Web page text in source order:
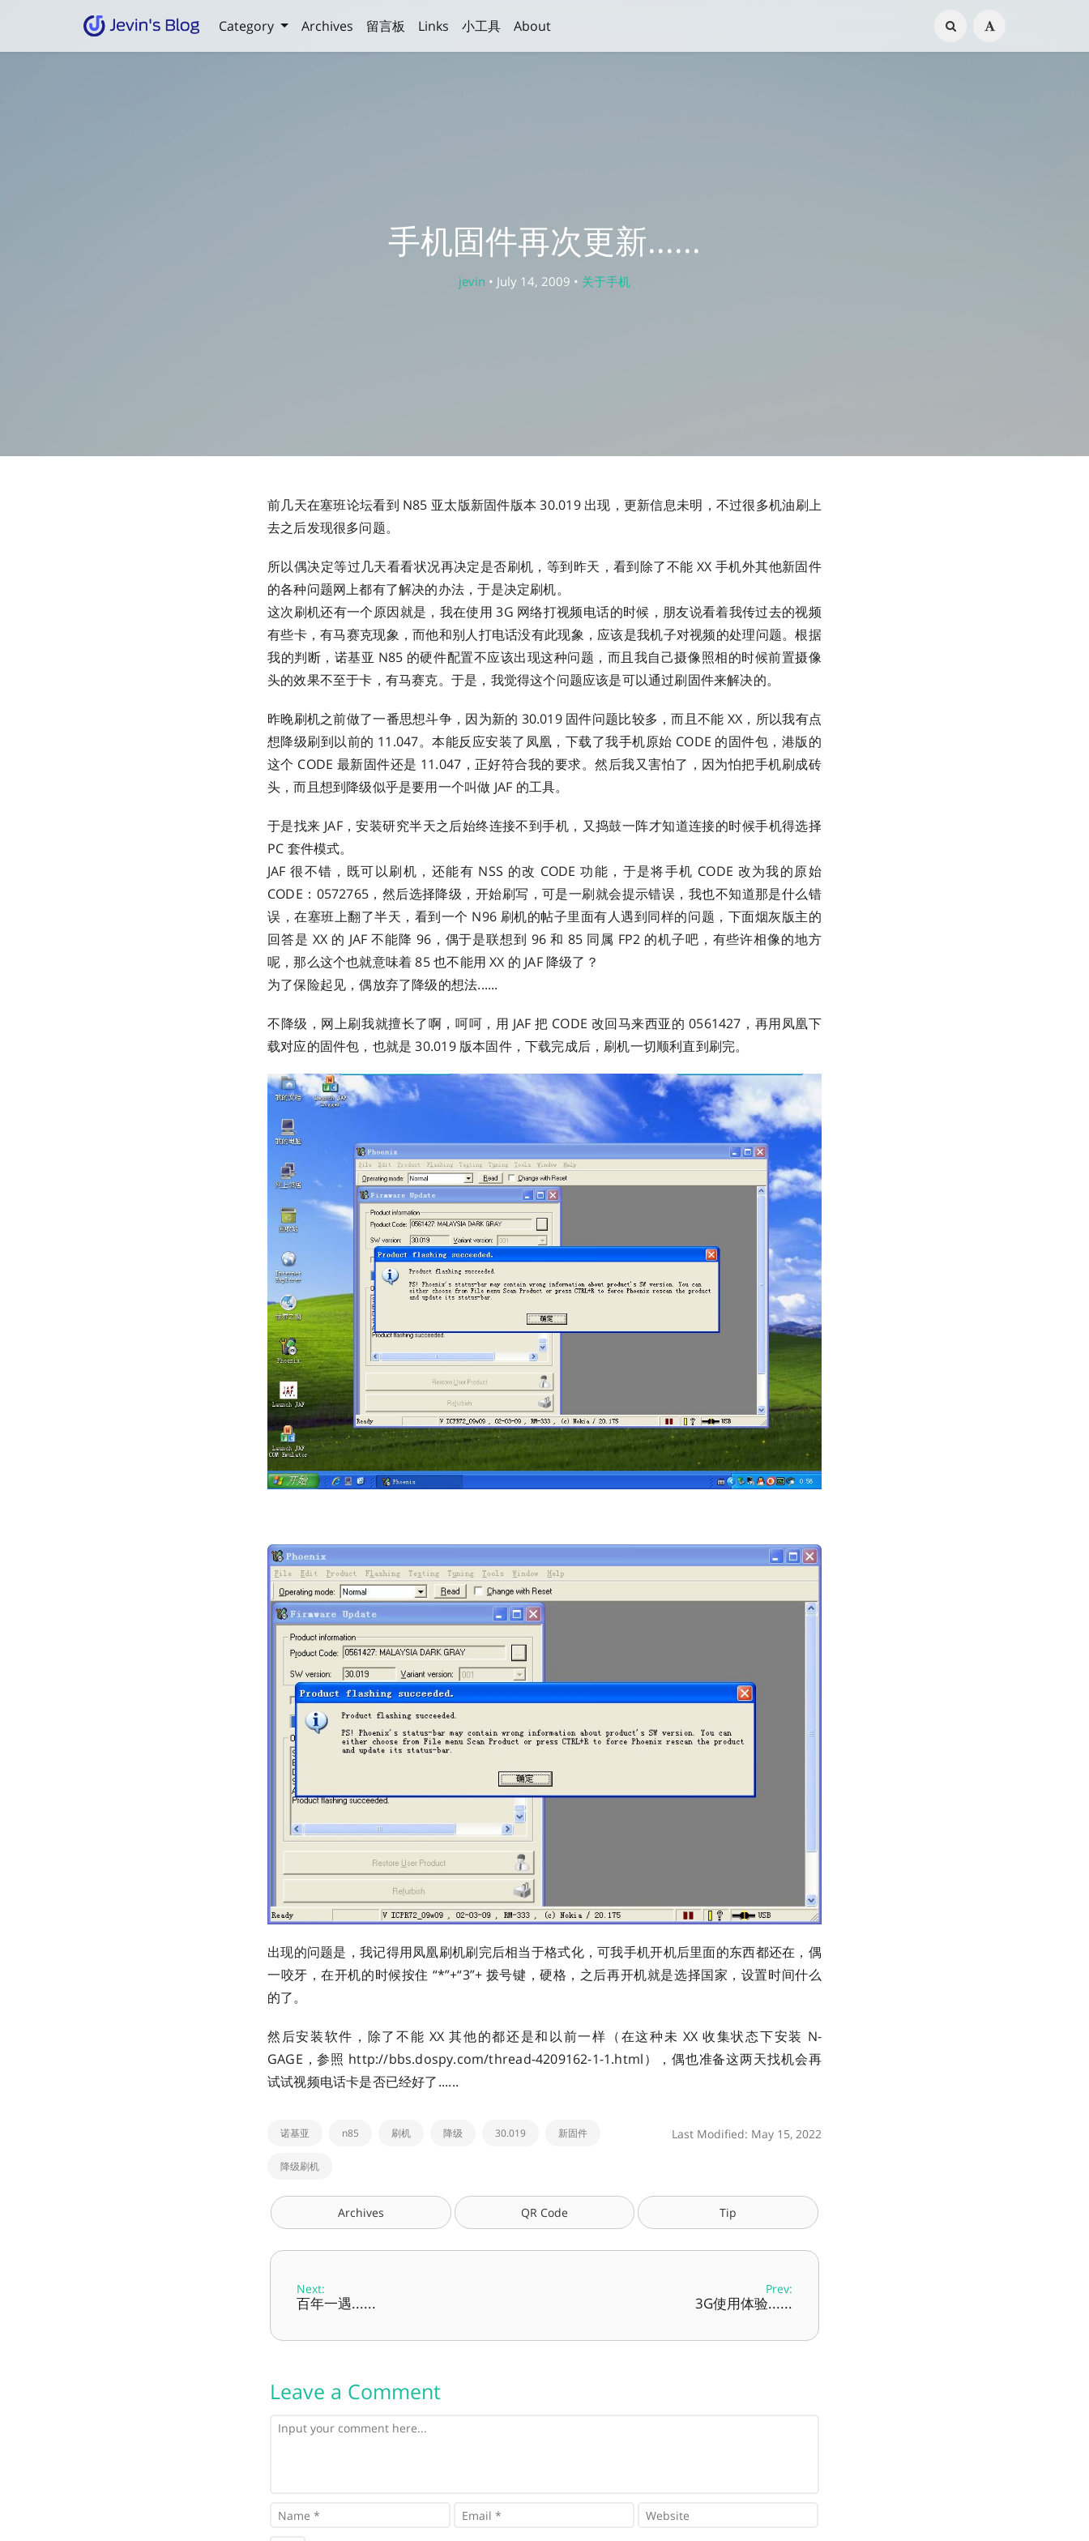
Category Archives 留言板 Links 小工具 About
手机固件再次更新......
jevin • July 14, 2009 • 关于手机
前几天在塞班论坛看到 N85 亚太版新固件版本 30.019 出现，更新信息未明，不过很多机油刷上
去之后发现很多问题。
所以偶决定等过几天看看状况再决定是否刷机，等到昨天，看到除了不能 XX 手机外其他新固件
的各种问题网上都有了解决的办法，于是决定刷机。
这次刷机还有一个原因就是，我在使用 3G 网络打视频电话的时候，朋友说看着我传过去的视频
有些卡，有马赛克现象，而他和别人打电话没有此现象，应该是我机子对视频的处理问题。根据
我的判断，诺基亚 N85 的硬件配置不应该出现这种问题，而且我自己摄像照相的时候前置摄像
头的效果不至于卡，有马赛克。于是，我觉得这个问题应该是可以通过刷固件来解决的。
昨晚刷机之前做了一番思想斗争，因为新的 30.019 固件问题比较多，而且不能 XX，所以我有点
想降级刷到以前的 11.047。本能反应安装了凤凰，下载了我手机原始 CODE 的固件包，港版的
这个 CODE 最新固件还是 11.047，正好符合我的要求。然后我又害怕了，因为怕把手机刷成砖
头，而且想到降级似乎是要用一个叫做 JAF 的工具。
于是找来 JAF，安装研究半天之后始终连接不到手机，又捣鼓一阵才知道连接的时候手机得选择
PC 套件模式。
JAF 很不错，既可以刷机，还能有 NSS 的改 CODE 功能，于是将手机 CODE 改为我的原始
CODE：0572765，然后选择降级，开始刷写，可是一刷就会提示错误，我也不知道那是什么错
误，在塞班上翻了半天，看到一个 N96 刷机的帖子里面有人遇到同样的问题，下面烟灰版主的
回答是 XX 的 JAF 不能降 96，偶于是联想到 96 和 85 同属 FP2 的机子吧，有些许相像的地方
呢，那么这个也就意味着 85 也不能用 XX 的 JAF 降级了？
为了保险起见，偶放弃了降级的想法......
不降级，网上刷我就擅长了啊，呵呵，用 JAF 把 CODE 改回马来西亚的 0561427，再用凤凰下
载对应的固件包，也就是 30.019 版本固件，下载完成后，刷机一切顺利直到刷完。
出现的问题是，我记得用凤凰刷机刷完后相当于格式化，可我手机开机后里面的东西都还在，偶
一咬牙，在开机的时候按住 “*”+“3”+ 拨号键，硬格，之后再开机就是选择国家，设置时间什么
的了。
然后安装软件，除了不能 XX 其他的都还是和以前一样（在这种未 XX 收集状态下安装 N-
GAGE，参照 http://bbs.dospy.com/thread-4209162-1-1.html），偶也准备这两天找机会再
试试视频电话卡是否已经好了......
诺基亚 n85 刷机 降级 30.019 新固件
降级刷机
Last Modified: May 15, 2022
Archives QR Code Tip
Next:
百年一遇......
Prev:
3G使用体验......
Leave a Comment